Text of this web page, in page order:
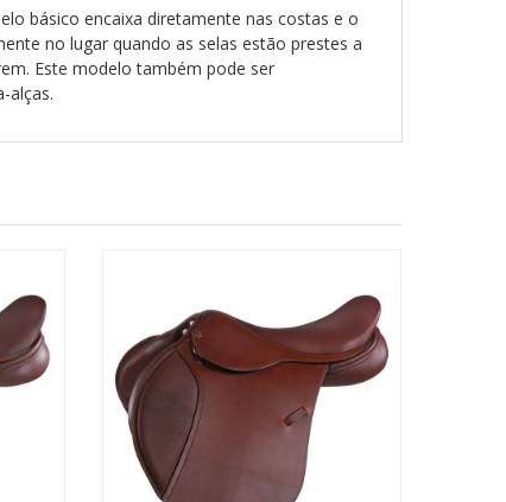
básico encaixa diretamente nas costas e o
no lugar quando as selas estão prestes a
Este modelo também pode ser
alças.